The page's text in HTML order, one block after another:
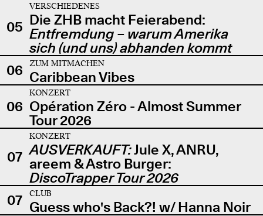
05
VERSCHIEDENES
Die ZHB macht Feierabend:
Entfremdung – warum Amerika
sich (und uns) abhanden kommt
06
ZUM MITMACHEN
Caribbean Vibes
06
KONZERT
Opération Zéro - Almost Summer
Tour 2026
07
KONZERT
AUSVERKAUFT:Jule X, ANRU,
areem & Astro Burger:
DiscoTrapper Tour 2026
07
CLUB
Guess who's Back?! w/ Hanna Noir